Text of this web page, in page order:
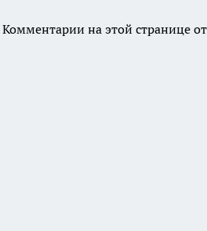
Комментарии на этой странице